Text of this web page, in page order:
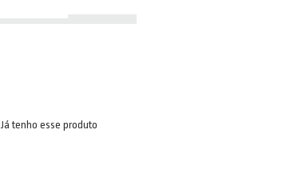
Já tenho esse produto